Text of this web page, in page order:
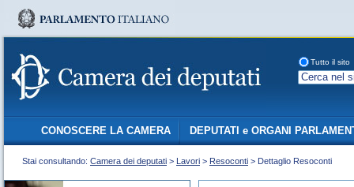
Tutto il sito
CONOSCERE LA CAMERA DEPUTATI e ORGANI
Stai consultando: Camera dei deputati > Lavori > Resoconti > Dettaglio Resoconti